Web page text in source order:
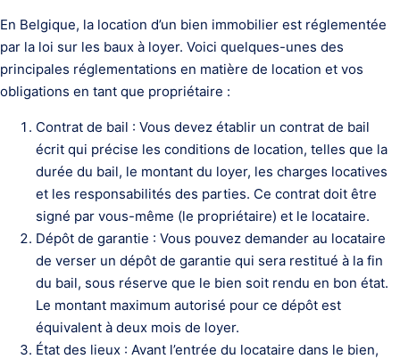
En Belgique, la location d’un bien immobilier est réglementée
par la loi sur les baux à loyer. Voici quelques-unes des
principales réglementations en matière de location et vos
obligations en tant que propriétaire :
Contrat de bail : Vous devez établir un contrat de bail
écrit qui précise les conditions de location, telles que la
durée du bail, le montant du loyer, les charges locatives
et les responsabilités des parties. Ce contrat doit être
signé par vous-même (le propriétaire) et le locataire.
Dépôt de garantie : Vous pouvez demander au locataire
de verser un dépôt de garantie qui sera restitué à la fin
du bail, sous réserve que le bien soit rendu en bon état.
Le montant maximum autorisé pour ce dépôt est
équivalent à deux mois de loyer.
État des lieux : Avant l’entrée du locataire dans le bien,